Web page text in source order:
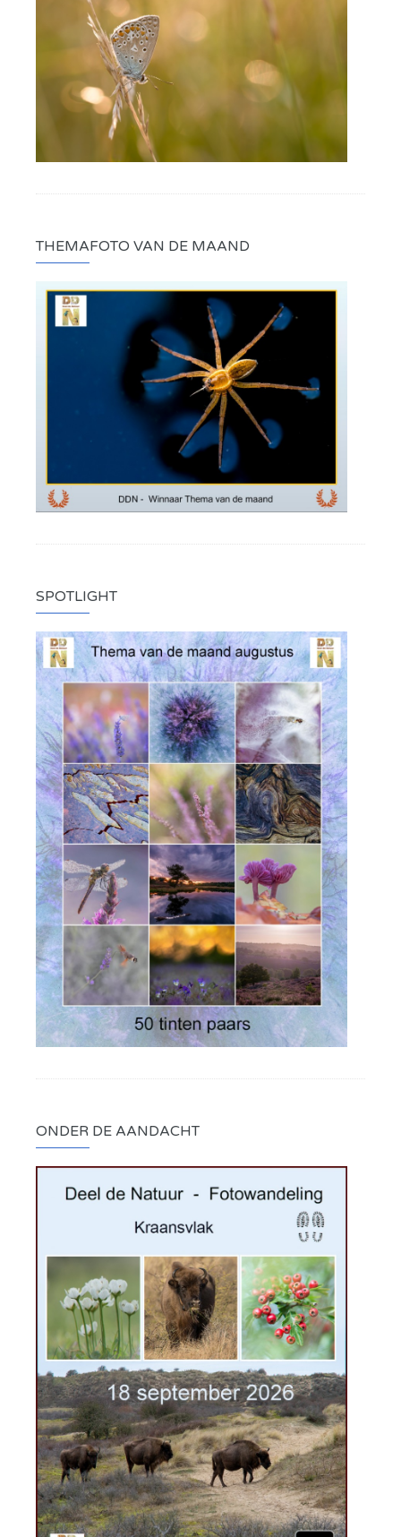
THEMAFOTO VAN DE MAAND
SPOTLIGHT
ONDER DE AANDACHT